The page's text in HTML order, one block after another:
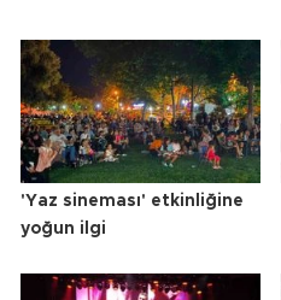
'Yaz sineması' etkinliğine
yoğun ilgi